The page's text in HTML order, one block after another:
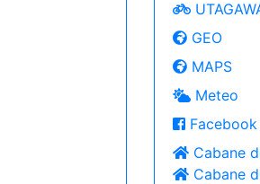
GEO
MAPS
Meteo
Cabane
Cabane